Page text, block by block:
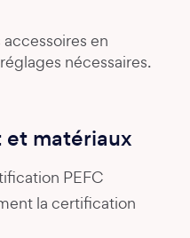
en
nécessaires.
et matériaux
PEFC
la certification